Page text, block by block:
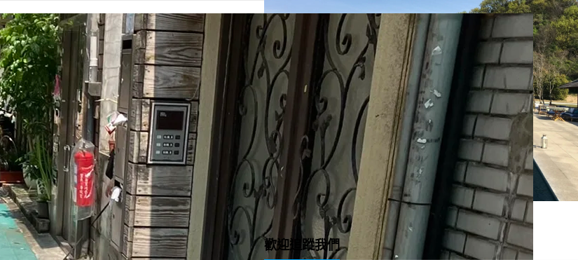
就不能晚睡了。 也因此，很多東西都還沒有辦法
、…
一直很喜歡的緞帶教堂 Ribbon Chapel
歡迎追蹤我們